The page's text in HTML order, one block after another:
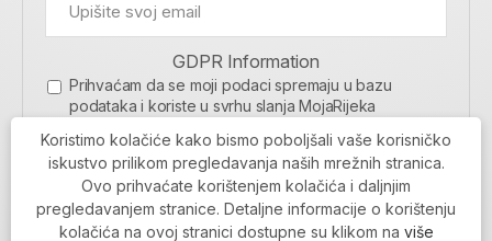
GDPR Information
Prihvaćam da se moji podaci spremaju u bazu
podataka i koriste u svrhu slanja MojaRijeka
MOJARIJEKA NEWSLETTER
PRIJAVI SE
Koristimo kolačiće kako bismo poboljšali vaše korisničko
iskustvo prilikom pregledavanja naših mrežnih stranica.
Ovo prihvaćate korištenjem kolačića i daljnjim
pregledavanjem stranice. Detaljne informacije o korištenju
kolačića na ovoj stranici dostupne su klikom na više